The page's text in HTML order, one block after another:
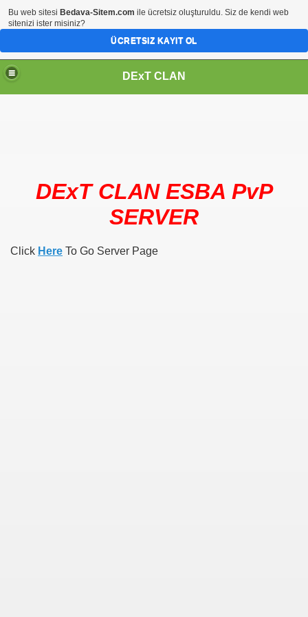
DExT CLAN
DExT CLAN ESBA PvP
SERVER
Click Here To Go Server Page
Bu web sitesi Bedava-Sitem.com ile ücretsiz oluşturuldu. Siz de kendi web
sitenizi ister misiniz?
ÜCRETSIZ KAYIT OL